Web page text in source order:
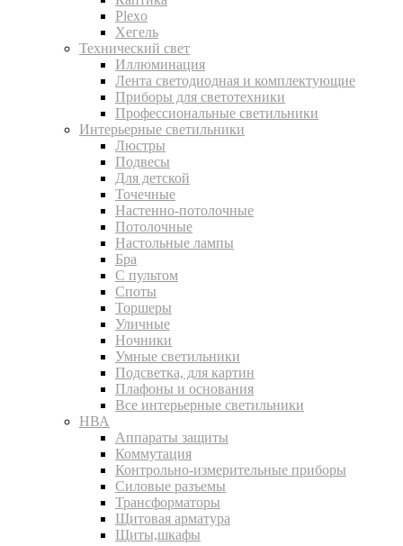
Plexo
Хегель
Технический свет
Иллюминация
Лента светодиодная и комплектующие
Приборы для светотехники
Профессиональные светильники
Интерьерные светильники
Люстры
Подвесы
Для детской
Точечные
Настенно-потолочные
Потолочные
Настольные лампы
Бра
С пультом
Споты
Торшеры
Уличные
Ночники
Умные светильники
Подсветка, для картин
Плафоны и основания
Все интерьерные светильники
НВА
Аппараты защиты
Коммутация
Контрольно-измерительные приборы
Силовые разъемы
Трансформаторы
Щитовая арматура
Щиты,шкафы